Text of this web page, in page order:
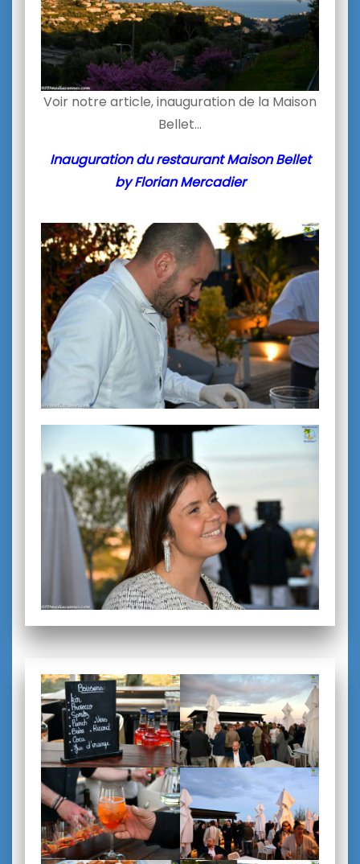
Voir notre article, inauguration de la Maison
Bellet…
Inauguration du restaurant Maison Bellet
by Florian Mercadier